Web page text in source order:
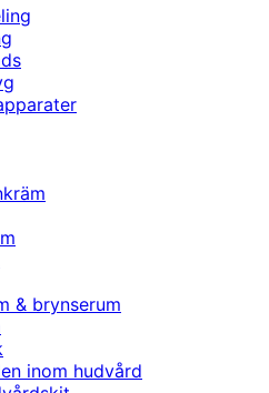
& brynserum
inom hudvård